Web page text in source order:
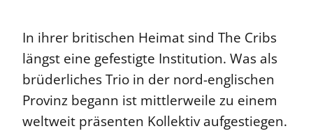
In ihrer britischen Heimat sind The Cribs
längst eine gefestigte Institution. Was als
brüderliches Trio in der nord-englischen
Provinz begann ist mittlerweile zu einem
weltweit präsenten Kollektiv aufgestiegen.